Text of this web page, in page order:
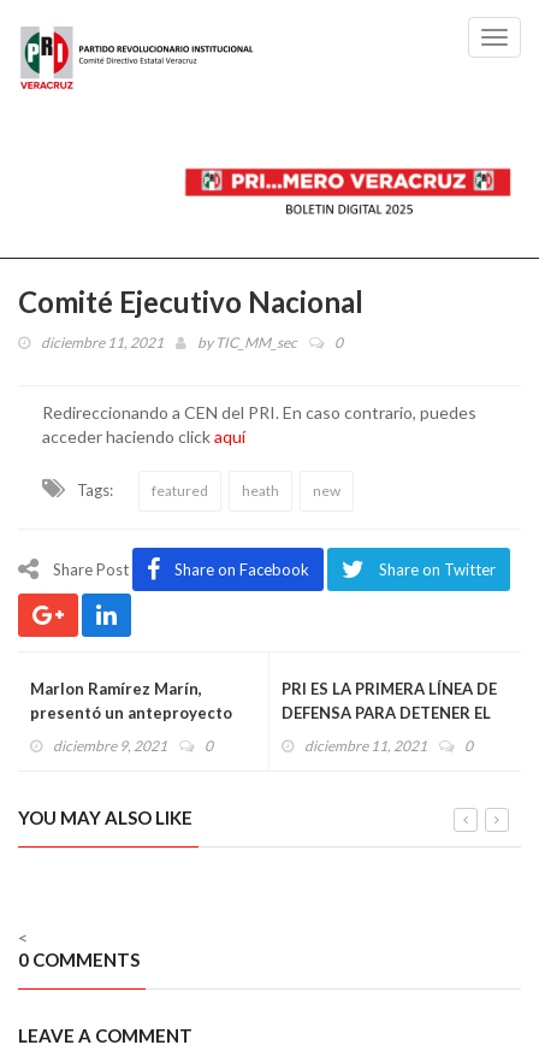
Comité Ejecutivo Nacional
diciembre 11, 2021 by TIC_MM_sec 0
Redireccionando a CEN del PRI. En caso contrario, puedes
acceder haciendo clickaquí
Tags: featured heath new
Share Post Share on Facebook Share on Twitter
Marlon Ramírez Marín,
presentó un anteproyecto
para brindar apoyo
diciembre 9, 2021 0
PRI ES LA PRIMERA LÍNEA DE
DEFENSA PARA DETENER EL
DESASTRE NACIONAL:
diciembre 11, 2021 0
YOU MAY ALSO LIKE
Pellentesque odio nisi, euismod in, pharetra a, ultricies in,
<
0 COMMENTS
LEAVE A COMMENT